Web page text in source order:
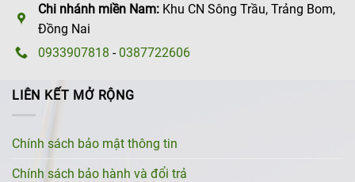
Chi nhánh miền Nam: Khu CN Sông Trầu, Trảng Bom,
Đồng Nai
0933907818 - 0387722606
LIÊN KẾT MỞ RỘNG
Chính sách bảo mật thông tin
Chính sách bảo hành và đổi trả